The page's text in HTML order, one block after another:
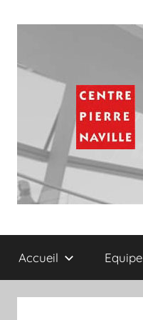
Centre
Pierre
de
sociologie
Accueil Equipe